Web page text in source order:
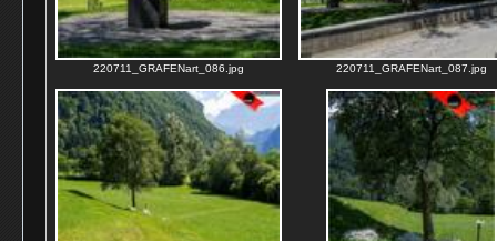
220711_GRAFENart_086.jpg 220711_GRAFENart_087.jpg